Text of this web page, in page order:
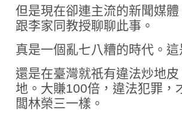
但是現在卻連主流的新聞媒
跟李家同教授聊聊此事。
真是一個亂七八糟的時代。
還是在臺灣就祇有違法炒地
地。大賺100倍，違法犯罪，
闆林榮三一樣。